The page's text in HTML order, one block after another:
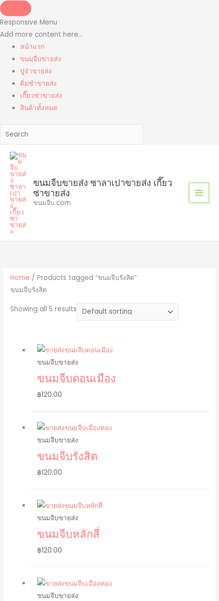
Responsive Menu
Add more content here...
หน้าแรก
ขนมจีบขายส่ง
ปูจ๋าขายส่ง
ติ่มซำขายส่ง
เกี๊ยวซ่าขายส่ง
สินค้าทั้งหมด
Skip
to
content
ขนมจีบขายส่ง ซาลาเปาขายส่ง เกี๊ยว
ซ่าขายส่ง
ขนมจีบ.com
Home / Products tagged “ขนมจีบรังสิต”
ขนมจีบรังสิต
Showing all 5 results
ขนมจีบขายส่ง
ขนมจีบดอนเมือง
฿120.00
ขนมจีบขายส่ง
ขนมจีบรังสิต
฿120.00
ขนมจีบขายส่ง
ขนมจีบหลักสี่
฿120.00
ขนมจีบขายส่ง